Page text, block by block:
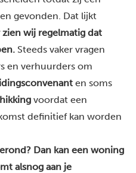
gevonden. Dat lijkt
wij regelmatig dat
Steeds vaker vragen
en verhuurders om
en soms
voordat een
definitief kan worden
Dan kan een woning
alsnog aan je